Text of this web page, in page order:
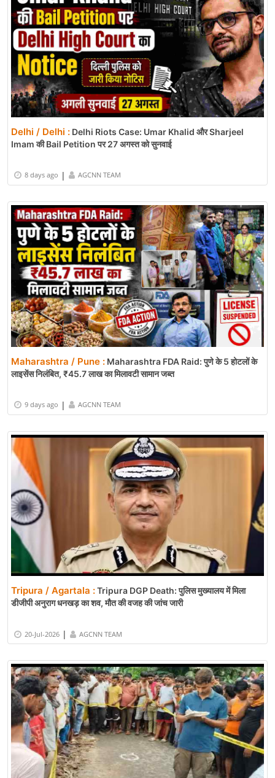
Delhi / Delhi : Delhi Riots Case: Umar Khalid और Sharjeel
Imam की Bail Petition पर 27 अगस्त को सुनवाई
8 days ago | AGCNN TEAM
Maharashtra / Pune : Maharashtra FDA Raid: पुणे के 5 होटलों के
लाइसेंस निलंबित, ₹45.7 लाख का मिलावटी सामान जब्त
9 days ago | AGCNN TEAM
Tripura / Agartala :Tripura DGP Death: पुलिस मुख्यालय में मिला
डीजीपी अनुराग धनखड़ का शव, मौत की वजह की जांच जारी
20-Jul-2026 | AGCNN TEAM